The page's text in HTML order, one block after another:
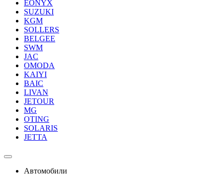
EONYX
SUZUKI
KGM
SOLLERS
BELGEE
SWM
JAC
OMODA
KAIYI
BAIC
LIVAN
JETOUR
MG
OTING
SOLARIS
JETTA
Автомобили